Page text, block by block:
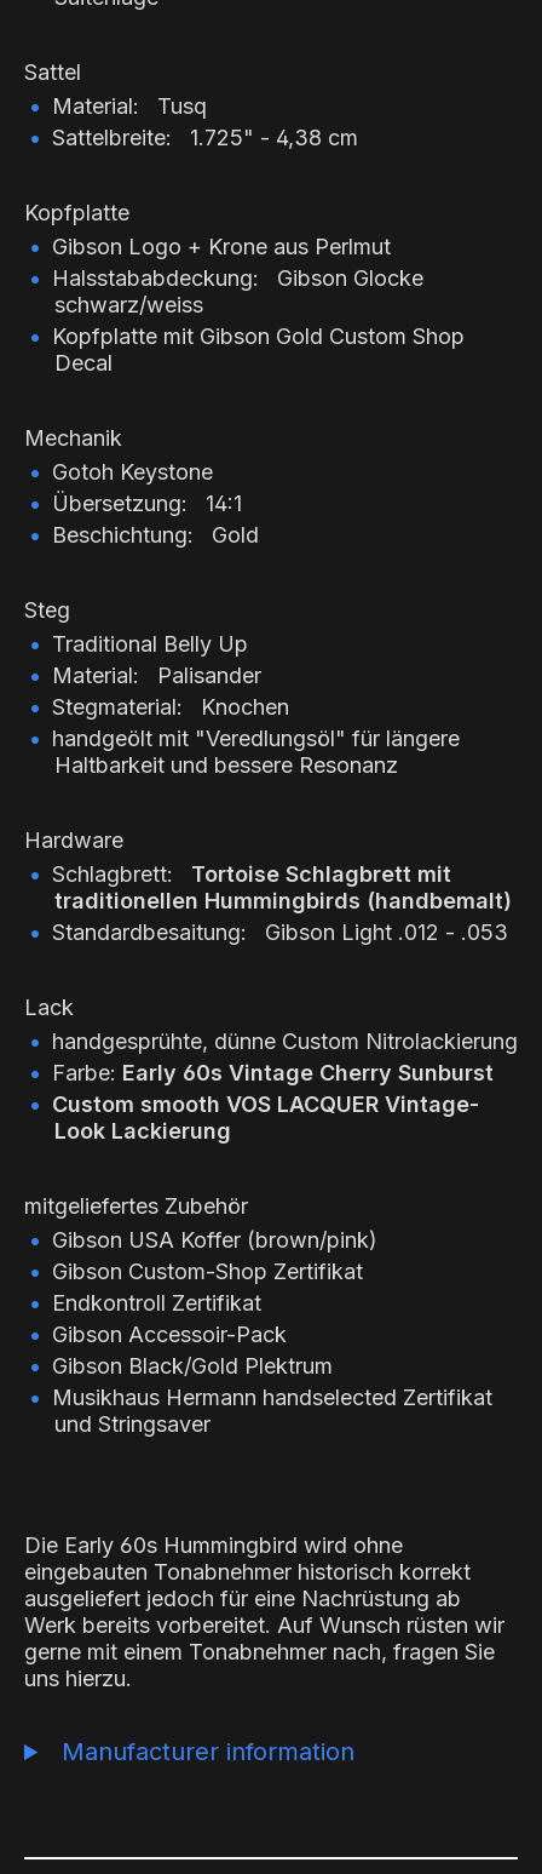
Sattel
Material: Tusq
Sattelbreite: 1.725" - 4,38 cm
Kopfplatte
Gibson Logo + Krone aus Perlmut
Halsstababdeckung: Gibson Glocke
schwarz/weiss
Kopfplatte mit Gibson Gold Custom Shop
Decal
Mechanik
Gotoh Keystone
Übersetzung: 14:1
Beschichtung: Gold
Steg
Traditional Belly Up
Material: Palisander
Stegmaterial: Knochen
handgeölt mit "Veredlungsöl" für längere
Haltbarkeit und bessere Resonanz
Hardware
Schlagbrett: Tortoise Schlagbrett mit
traditionellen Hummingbirds (handbemalt)
Standardbesaitung: Gibson Light .012 - .053
Lack
handgesprühte, dünne Custom Nitrolackierung
Farbe: Early 60s Vintage Cherry Sunburst
Custom smooth VOS LACQUER Vintage-
Look Lackierung
mitgeliefertes Zubehör
Gibson USA Koffer (brown/pink)
Gibson Custom-Shop Zertifikat
Endkontroll Zertifikat
Gibson Accessoir-Pack
Gibson Black/Gold Plektrum
Musikhaus Hermann handselected Zertifikat
und Stringsaver
Die Early 60s Hummingbird wird ohne
eingebauten Tonabnehmer historisch korrekt
ausgeliefert jedoch für eine Nachrüstung ab
Werk bereits vorbereitet. Auf Wunsch rüsten wir
gerne mit einem Tonabnehmer nach, fragen Sie
uns hierzu.
Manufacturer information